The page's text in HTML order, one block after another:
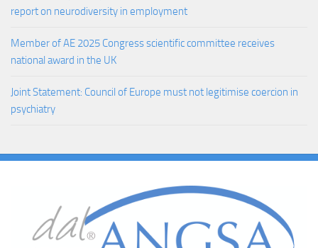
report on neurodiversity in employment
Member of AE 2025 Congress scientific committee receives
national award in the UK
Joint Statement: Council of Europe must not legitimise coercion in
psychiatry